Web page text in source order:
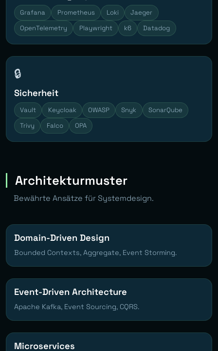
Grafana Prometheus Loki
Jaeger
OpenTelemetry
Playwright k6 Datadog
🔒
Sicherheit
Vault Keycloak OWASP Snyk
SonarQube
Trivy
Falco OPA
Architekturmuster
Bewährte Ansätze für Systemdesign.
Domain-Driven Design
Bounded Contexts, Aggregate, Event Storming.
Event-Driven Architecture
Apache Kafka, Event Sourcing, CQRS.
Microservices